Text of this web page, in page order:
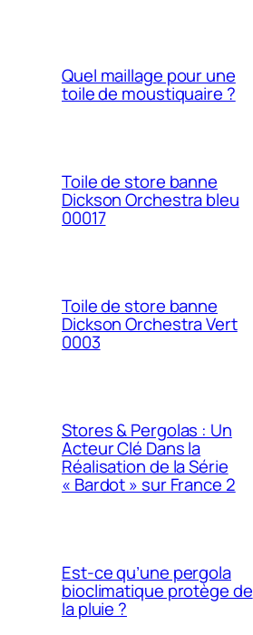
Quel maillage pour une
toile de moustiquaire ?
Toile de store banne
Dickson Orchestra bleu
00017
Toile de store banne
Dickson Orchestra Vert
0003
Stores & Pergolas : Un
Acteur Clé Dans la
Réalisation de la Série
« Bardot » sur France 2
Est-ce qu’une pergola
bioclimatique protège de
la pluie ?